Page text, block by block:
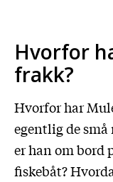
Hvorfor
frakk?
Hvorfor har
egentlig de
er han om bord
fiskebåt?